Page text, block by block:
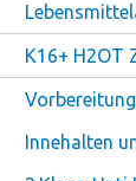
K16+ H2OT
Innehalten